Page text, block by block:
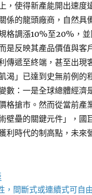
，使得新產能開出速度
係的龍頭廠商，自然具
格調漲10%至20%，
是反映其產品價值與客
傳遞至終端，甚至出現
渴」已達到史無前例的
數：一是全球總體經濟
格搶市。然而從當前產
壁壘的關鍵元件」，國
利時代的制高點，未來
，間斷式或連續式可自